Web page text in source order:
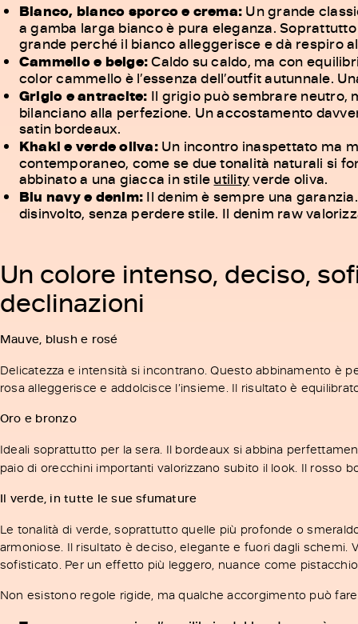
Bianco, bianco sporco e crema: Un grande
a gamba larga bianco è pura eleganza.
grande perché il bianco alleggerisce e dà respiro
Cammello e beige:Caldo su caldo, ma con
color cammello è l’essenza dell’outfit autunnale.
Grigio e antracite: Il grigio può sembrare neutro,
bilanciano alla perfezione. Un accostamento
satin bordeaux.
Khaki e verde oliva:Un incontro inaspettato ma
contemporaneo, come se due tonalità naturali si
abbinato a una giacca in stile utilityverde oliva.
Blu navy e denim: Il denim è sempre una
disinvolto, senza perdere stile. Il denim raw
Un colore intenso, deciso,
declinazioni
Mauve, blush e rosé
Delicatezza e intensità si incontrano. Questo abbinamento è
rosa alleggerisce e addolcisce l’insieme. Il risultato è
Oro e bronzo
Ideali soprattutto per la sera. Il bordeaux si abbina
paio di orecchini importanti valorizzano subito il look. Il rosso
Il verde, in tutte le sue sfumature
Le tonalità di verde, soprattutto quelle più profonde o
armoniose. Il risultato è deciso, elegante e fuori dagli
sofisticato. Per un effetto più leggero, nuance come
Non esistono regole rigide, ma qualche accorgimento può